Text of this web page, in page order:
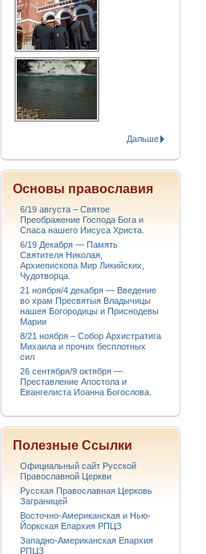
Дальше
Основы православия
6/19 августа – Святое
Преображение Господа Бога и
Спаса нашего Иисуса Христа.
6/19 Декабря — Память
Святителя Николая,
Архиепископа Мир Ликийских,
Чудотворца.
21 ноября/4 декабря — Введение
во храм Пресвятыя Владычицы
нашея Богородицы и Приснодевы
Марии
8/21 ноября – Собор Архистратига
Михаила и прочих бесплотных
сил
26 сентября/9 октября —
Преставление Апостола и
Евангелиста Иоанна Богослова.
Полезные Ссылки
Официальный сайт Русской
Православной Церкви
Русская Православная Церковь
Заграницей
Восточно-Американская и Нью-
Йоркская Епархия РПЦЗ
Западно-Американская Епархия
РПЦЗ